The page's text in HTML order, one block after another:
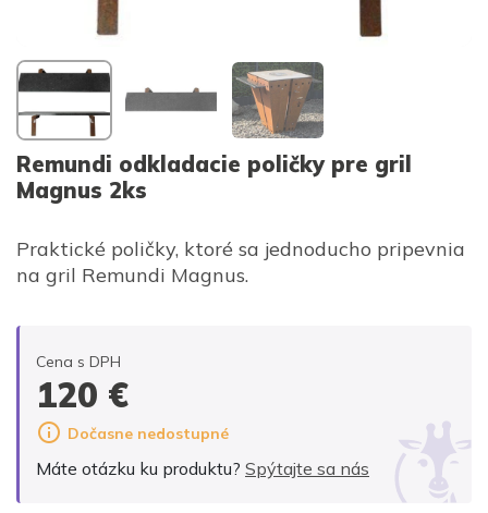
Remundi odkladacie poličky pre gril
Magnus 2ks
Praktické poličky, ktoré sa jednoducho pripevnia
na gril Remundi Magnus.
Cena s DPH
120 €
Dočasne nedostupné
Máte otázku ku produktu? Spýtajte sa nás